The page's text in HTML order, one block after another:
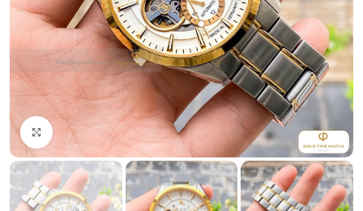
Click to enlarge